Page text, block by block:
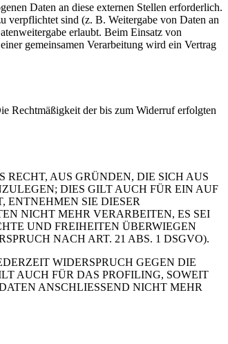
Daten an diese externen Stellen erforderlich.
verpflichtet sind (z. B. Weitergabe von Daten an
erlaubt. Beim Einsatz von
gemeinsamen Verarbeitung wird ein Vertrag
Rechtmäßigkeit der bis zum Widerruf erfolgten
AUS GRÜNDEN, DIE SICH AUS
DIES GILT AUCH FÜR EIN AUF
ENTNEHMEN SIE DIESER
NICHT MEHR VERARBEITEN, ES SEI
UND FREIHEITEN ÜBERWIEGEN
NACH ART. 21 ABS. 1 DSGVO).
WIDERSPRUCH GEGEN DIE
AUCH FÜR DAS PROFILING, SOWEIT
ANSCHLIESSEND NICHT MEHR